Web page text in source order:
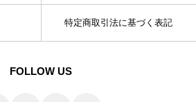
特定商取引法に基づく表記
FOLLOW US